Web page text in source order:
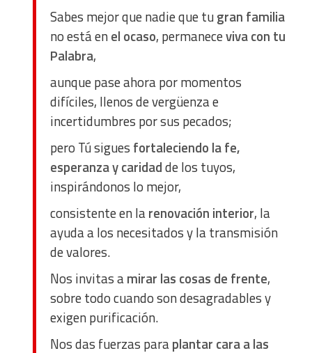
Sabes mejor que nadie que tugran familia
no está enel ocaso, permaneceviva con tu
Palabra,
aunque pase ahora por momentos
difíciles, llenos de vergüenza e
incertidumbres por sus pecados;
pero Tú sigues fortaleciendo la fe,
esperanza y caridadde los tuyos,
inspirándonos lo mejor,
consistente en larenovación interior, la
ayuda a los necesitados y la transmisión
de valores.
Nos invitas amirar las cosas de frente,
sobre todo cuando son desagradables y
exigen purificación.
Nos das fuerzas paraplantar cara a las